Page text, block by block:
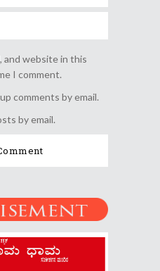
and website in this
I comment.
comments by email.
by email.